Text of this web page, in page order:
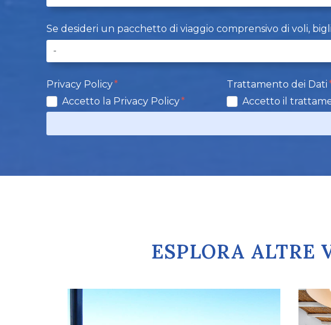
Se desideri un pacchetto di viaggio comprensivo di voli,
Privacy Policy
Accetto la Privacy Policy
Trattamento dei Dati
Accetto il
ESPLORA